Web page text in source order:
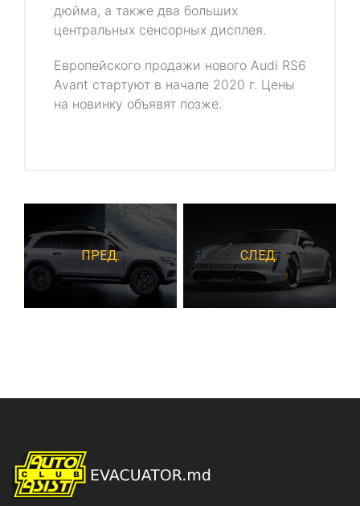
дюйма, а также два больших
центральных сенсорных дисплея.
Европейского продажи нового Audi RS6
Avant стартуют в начале 2020 г. Цены
на новинку объявят позже.
ПРЕД. СЛЕД.